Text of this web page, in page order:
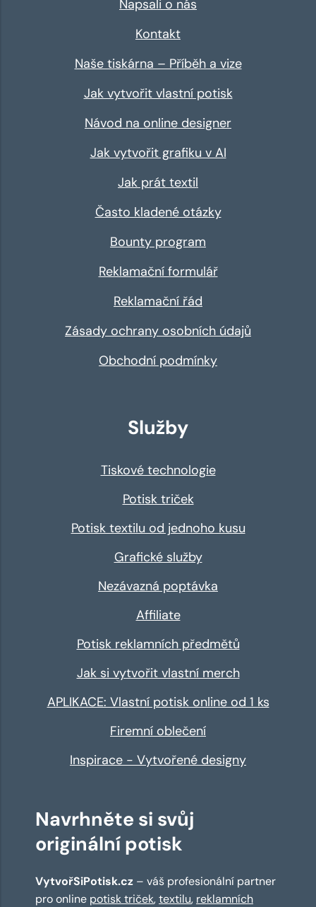
Napsali o nás
Kontakt
Naše tiskárna – Příběh a vize
Jak vytvořit vlastní potisk
Návod na online designer
Jak vytvořit grafiku v AI
Jak prát textil
Často kladené otázky
Bounty program
Reklamační formulář
Reklamační řád
Zásady ochrany osobních údajů
Obchodní podmínky
Služby
Tiskové technologie
Potisk triček
Potisk textilu od jednoho kusu
Grafické služby
Nezávazná poptávka
Affiliate
Potisk reklamních předmětů
Jak si vytvořit vlastní merch
APLIKACE: Vlastní potisk online od 1 ks
Firemní oblečení
Inspirace - Vytvořené designy
Navrhněte si svůj
originální potisk
VytvořSiPotisk.cz – váš profesionální partner
pro online potisk triček,textilu, reklamních